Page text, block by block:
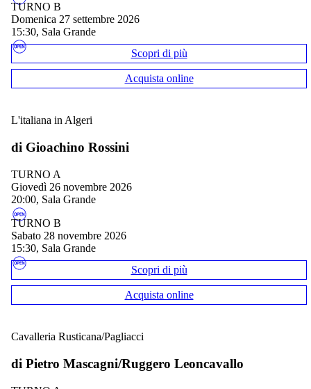
TURNO B
domenica 27 settembre 2026
15:30, Sala Grande
Scopri di più
Acquista online
L'italiana in Algeri
di Gioachino Rossini
TURNO A
giovedì 26 novembre 2026
20:00, Sala Grande
TURNO B
sabato 28 novembre 2026
15:30, Sala Grande
Scopri di più
Acquista online
Cavalleria Rusticana/Pagliacci
di Pietro Mascagni/Ruggero Leoncavallo